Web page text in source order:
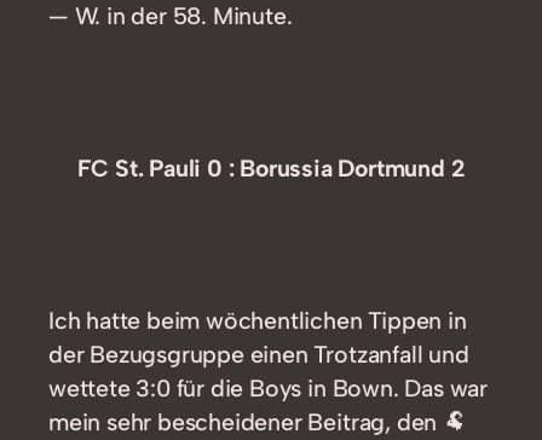
— W. in der 58. Minute.
FC St. Pauli 0 : Borussia Dortmund 2
Ich hatte beim wöchentlichen Tippen in
der Bezugsgruppe einen Trotzanfall und
wettete 3:0 für die Boys in Bown. Das war
mein sehr bescheidener Beitrag, den 🐏